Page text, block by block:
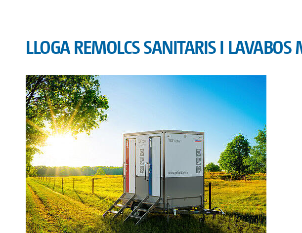
LLOGA REMOLCS SANITARIS I LAVABOS